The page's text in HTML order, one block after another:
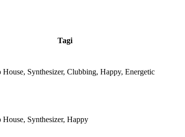
Tagi
Synthesizer, Clubbing, Happy, Energetic
Synthesizer, Happy